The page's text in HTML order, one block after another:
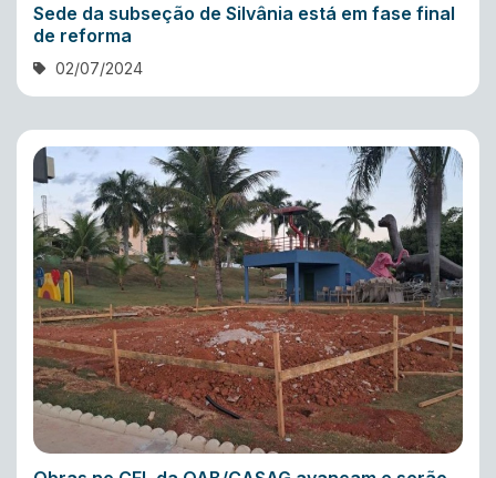
Sede da subseção de Silvânia está em fase final
de reforma
02/07/2024